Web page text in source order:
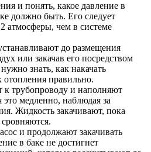
и понять, какое давление в
должно быть. Его следует
атмосферы, чем в системе
до размещения
или закачав его посредством
знать, как накачать
правильно.
к трубопроводу и наполняют
это медленно, наблюдая за
Жидкость закачивают, пока
и продолжают закачивать
в баке не достигнет